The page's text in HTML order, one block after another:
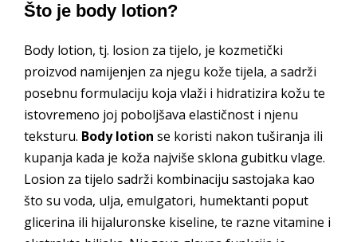
Što je body lotion?
Body lotion, tj. losion za tijelo, je kozmetički
proizvod namijenjen za njegu kože tijela, a sadrži
posebnu formulaciju koja vlaži i hidratizira kožu te
istovremeno joj poboljšava elastičnost i njenu
teksturu. Body lotion se koristi nakon tuširanja ili
kupanja kada je koža najviše sklona gubitku vlage.
Losion za tijelo sadrži kombinaciju sastojaka kao
što su voda, ulja, emulgatori, humektanti poput
glicerina ili hijaluronske kiseline, te razne vitamine i